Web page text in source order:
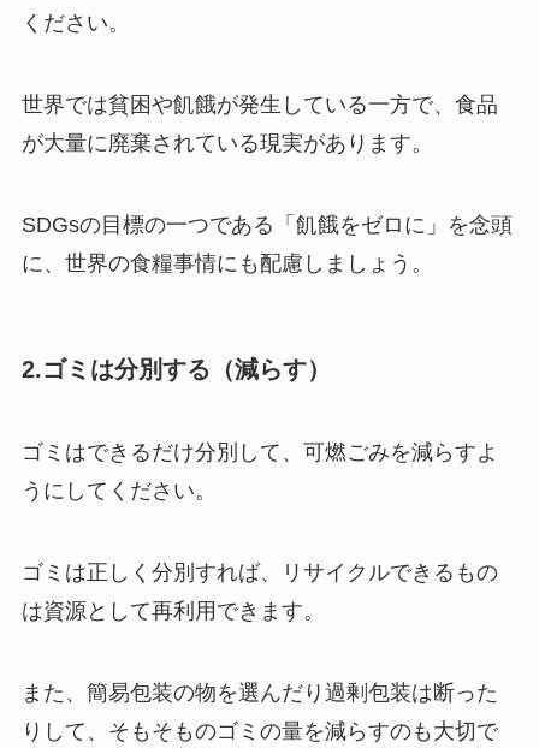
ください。
世界では貧困や飢餓が発生している一方で、食品
が大量に廃棄されている現実があります。
SDGsの目標の一つである「飢餓をゼロに」を念頭
に、世界の食糧事情にも配慮しましょう。
2.ゴミは分別する（減らす）
ゴミはできるだけ分別して、可燃ごみを減らすよ
うにしてください。
ゴミは正しく分別すれば、リサイクルできるもの
は資源として再利用できます。
また、簡易包装の物を選んだり過剰包装は断った
りして、そもそものゴミの量を減らすのも大切で